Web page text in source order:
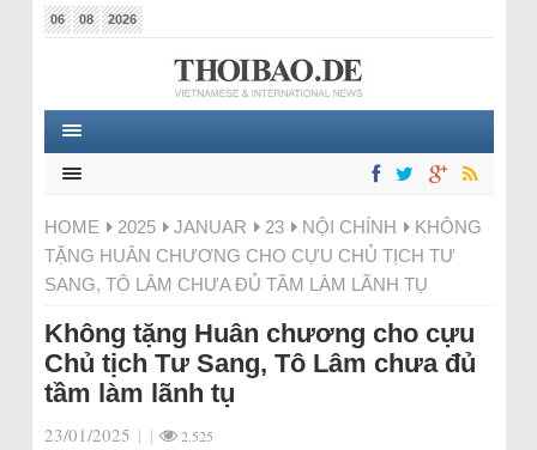
06 08 2026
HOME 2025 JANUAR 23 NỘI CHÍNH
KHÔNG
TẶNG HUÂN CHƯƠNG CHO CỰU CHỦ TỊCH TƯ
SANG, TÔ LÂM CHƯA ĐỦ TẦM LÀM LÃNH TỤ
Không tặng Huân chương cho cựu
Chủ tịch Tư Sang, Tô Lâm chưa đủ
tầm làm lãnh tụ
23/01/2025 | | 2.525